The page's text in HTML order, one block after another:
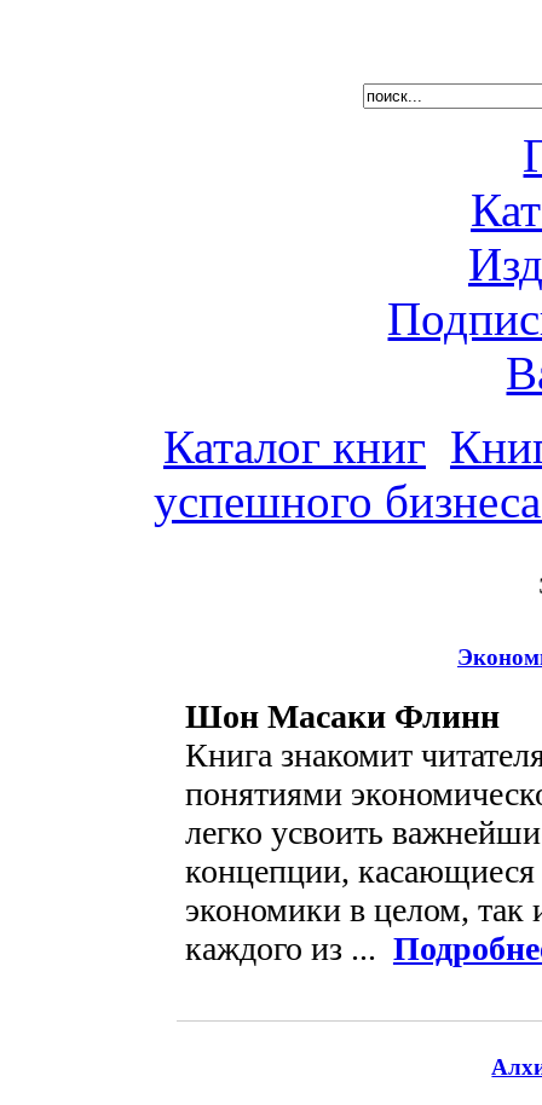
Каталог книг
успешного
Шон Масаки Флинн
Книга знакомит
понятиями
легко усвоить
концепции, касающиеся
экономики в целом, так
каждого из ...